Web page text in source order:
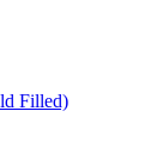
Filled)